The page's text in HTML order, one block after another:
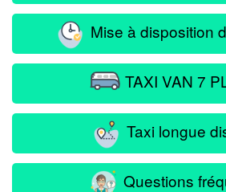
Mise à disposition
TAXI VAN 7
Taxi longue
Questions